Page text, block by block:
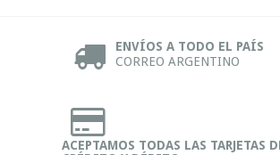
ENVÍOS A TODO EL PAÍS
CORREO ARGENTINO
ACEPTAMOS TODAS LAS TARJETAS